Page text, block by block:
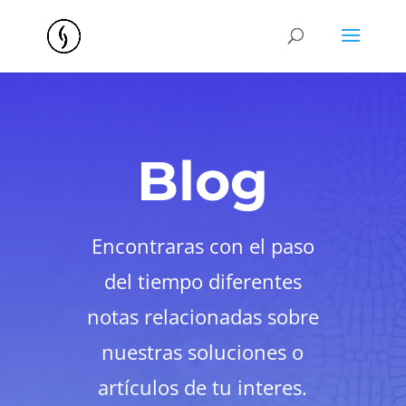
Blog
Encontraras con el paso
del tiempo diferentes
notas relacionadas sobre
nuestras soluciones o
artículos de tu interes.